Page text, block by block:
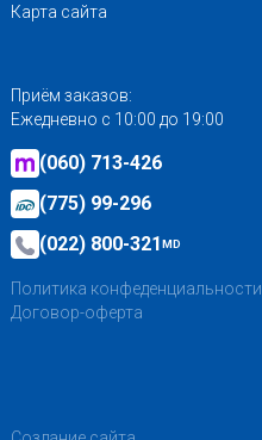
Карта сайта
Приём заказов:
Ежедневно с 10:00 до 19:00
(060) 713-426
(775) 99-296
(022) 800-321MD
Политика конфеденциальности
Договор-оферта